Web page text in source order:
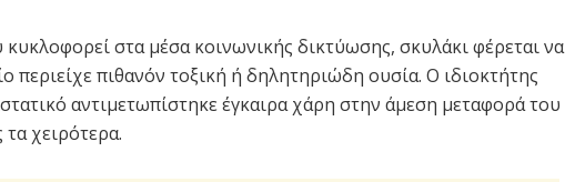
στα μέσα κοινωνικής δικτύωσης, σκυλάκι φέρεται να
περιείχε πιθανόν τοξική ή δηλητηριώδη ουσία. Ο ιδιοκτήτης
αντιμετωπίστηκε έγκαιρα χάρη στην άμεση μεταφορά του
χειρότερα.